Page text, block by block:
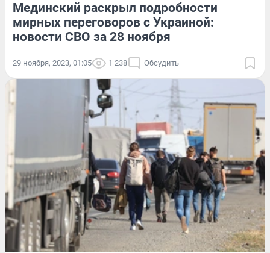
Мединский раскрыл подробности
мирных переговоров с Украиной:
новости СВО за 28 ноября
29 ноября, 2023, 01:05 1 238 Обсудить